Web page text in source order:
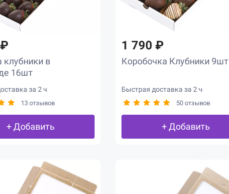
клубники в
16шт
за 2 ч
13 отзывов
+ Добавить
1 790 ₽
Коробочка Клубники 9шт
Быстрая доставка за 2 ч
50 отзывов
+ Добавить